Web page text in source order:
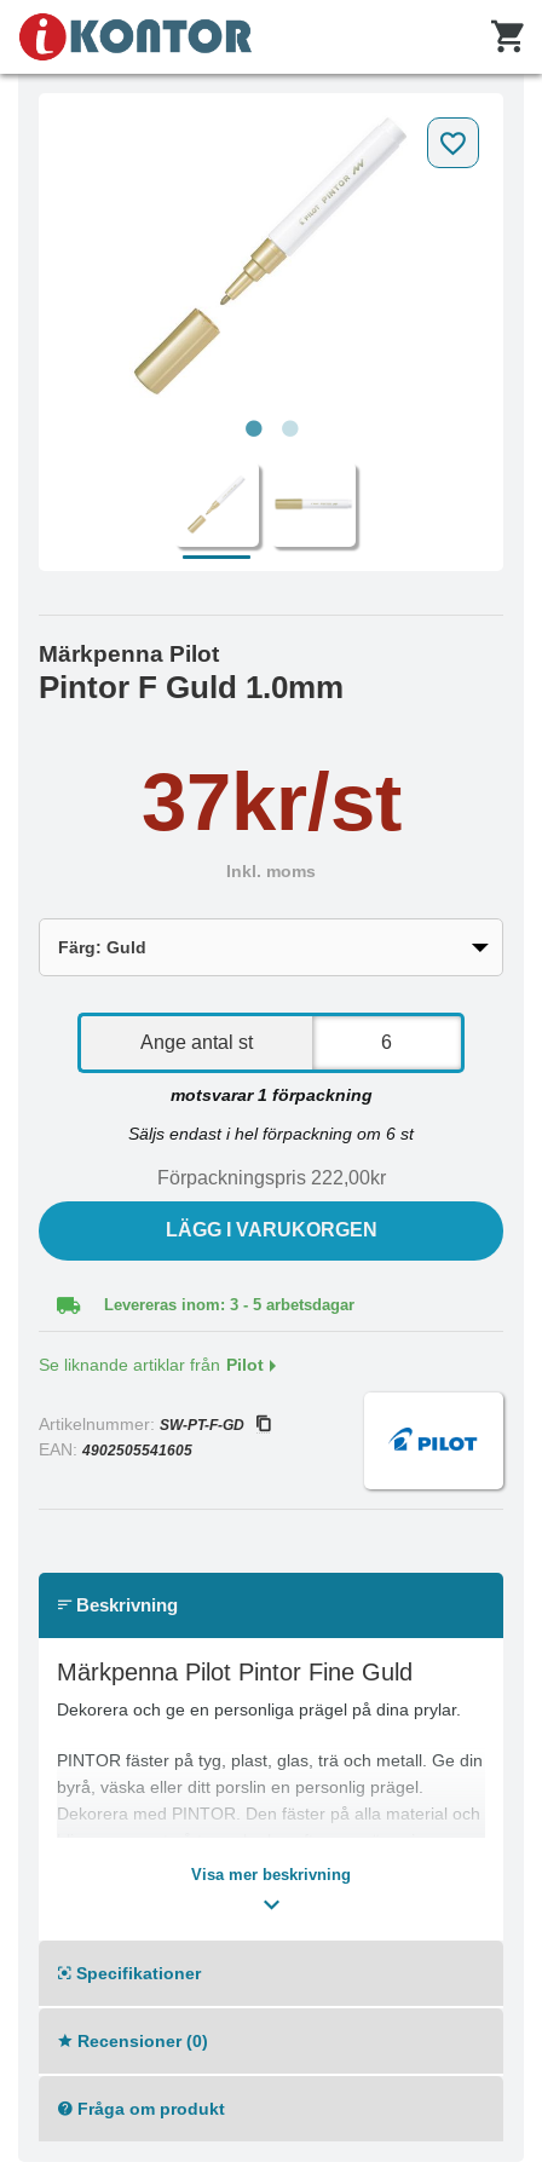
Märkpenna Pilot
Pintor F Guld 1.0mm
37kr/st
Inkl. moms
Ange antal st
motsvarar 1 förpackning
Säljs endast i hel förpackning om 6 st
Förpackningspris 222,00kr
LÄGG I VARUKORGEN
Levereras inom: 3 - 5 arbetsdagar
Se liknande artiklar från Pilot
Artikelnummer: SW-PT-F-GD
EAN: 4902505541605
Beskrivning
Märkpenna Pilot Pintor Fine Guld
Dekorera och ge en personliga prägel på dina prylar.
PINTOR fäster på tyg, plast, glas, trä och metall. Ge din
byrå, väska eller ditt porslin en personlig prägel.
Dekorera med PINTOR. Den fäster på alla material och
Torkar snabbt och är både vatten- och ljustålig.
Med huv
Rund spets
Visa mer beskrivning
Specifikationer
Recensioner (0)
Fråga om produkt